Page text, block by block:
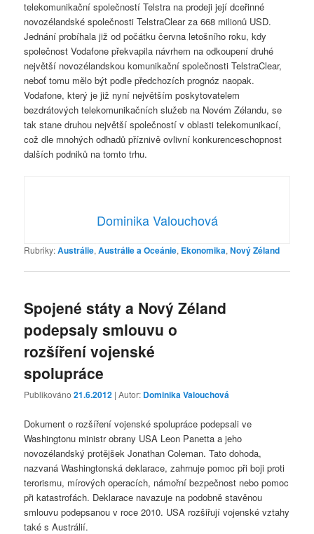
telekomunikační společností Telstra na prodeji její dceřinné
novozélandské společnosti TelstraClear za 668 milionů USD.
Jednání probíhala již od počátku června letošního roku, kdy
společnost Vodafone překvapila návrhem na odkoupení druhé
největší novozélandskou komunikační společnosti TelstraClear,
neboť tomu mělo být podle předchozích prognóz naopak.
Vodafone, který je již nyní největším poskytovatelem
bezdrátových telekomunikačních služeb na Novém Zélandu, se
tak stane druhou největší společností v oblasti telekomunikací,
což dle mnohých odhadů příznivě ovlivní konkurenceschopnost
dalších podniků na tomto trhu.
Dominika Valouchová
Rubriky:Austrálie,Austrálie a Oceánie, Ekonomika,Nový Zéland
Spojené státy a Nový Zéland
podepsaly smlouvu o
rozšíření vojenské
spolupráce
Publikováno21.6.2012 | Autor: Dominika Valouchová
Dokument o rozšíření vojenské spolupráce podepsali ve
Washingtonu ministr obrany USA Leon Panetta a jeho
novozélandský protějšek Jonathan Coleman. Tato dohoda,
nazvaná Washingtonská deklarace, zahrnuje pomoc při boji proti
terorismu, mírových operacích, námořní bezpečnost nebo pomoc
při katastrofách. Deklarace navazuje na podobně stavěnou
smlouvu podepsanou v roce 2010. USA rozšiřují vojenské vztahy
také s Austrálií.